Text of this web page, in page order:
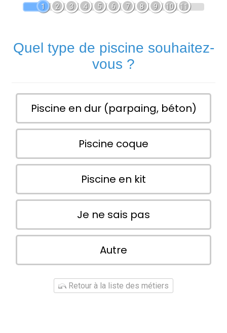
1 2 3 4 5 6 7 8 9 10 11
Quel type de piscine souhaitez-
vous ?
Piscine en dur (parpaing, béton)
Piscine coque
Piscine en kit
Je ne sais pas
Autre
Retour à la liste des métiers